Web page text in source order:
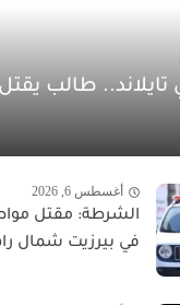
تايلاند.. طالب
أغسطس 6, 2026
في بيرزيت شمال